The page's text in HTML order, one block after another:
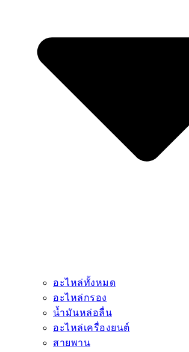
อะไหล่ทั้งหมด
อะไหล่กรอง
น้ำมันหล่อลื่น
อะไหล่เครื่องยนต์
สายพาน